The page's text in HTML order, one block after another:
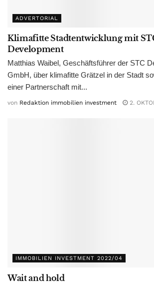
ADVERTORIAL
Klimafitte Stadtentwicklung mit
Development
Matthias Waibel, Geschäftsführer der STC
GmbH, über klimafitte Grätzel in der Stadt
einer Partnerschaft mit...
von Redaktion immobilien investment 2.
IMMOBILIEN INVESTMENT 2022/04
Wait and hold